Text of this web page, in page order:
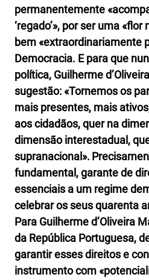
permanentemente
‘regado’», por ser uma
bem «extraordinariamente
Democracia. E para que
política, Guilherme
sugestão: «Tornemos os
mais presentes, mais
aos cidadãos, quer na
dimensão interestadual,
supranacional».
fundamental, garante de
essenciais a um regime
celebrar os seus quarenta
Para Guilherme d’Oliveira
da República Portuguesa,
garantir esses direitos e
instrumento com